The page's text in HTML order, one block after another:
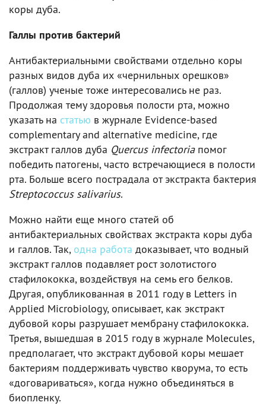
коры дуба.
Галлы против бактерий
Антибактериальными свойствами отдельно коры
разных видов дуба их «чернильных орешков»
(галлов) ученые тоже интересовались не раз.
Продолжая тему здоровья полости рта, можно
указать на статью в журнале Evidence-based
complementary and alternative medicine, где
экстракт галлов дуба Quercus infectoriaпомог
победить патогены, часто встречающиеся в полости
рта. Больше всего пострадала от экстракта бактерия
Streptococcus salivarius.
Можно найти еще много статей об
антибактериальных свойствах экстракта коры дуба
и галлов. Так, одна работа доказывает, что водный
экстракт галлов подавляет рост золотистого
стафилококка, воздействуя на семь его белков.
Другая, опубликованная в 2011 году в Letters in
Applied Microbiology, описывает, как экстракт
дубовой коры разрушает мембрану стафилококка.
Третья, вышедшая в 2015 году в журнале Molecules,
предполагает, что экстракт дубовой коры мешает
бактериям поддерживать чувство кворума, то есть
«договариваться», когда нужно объединяться в
биопленку.